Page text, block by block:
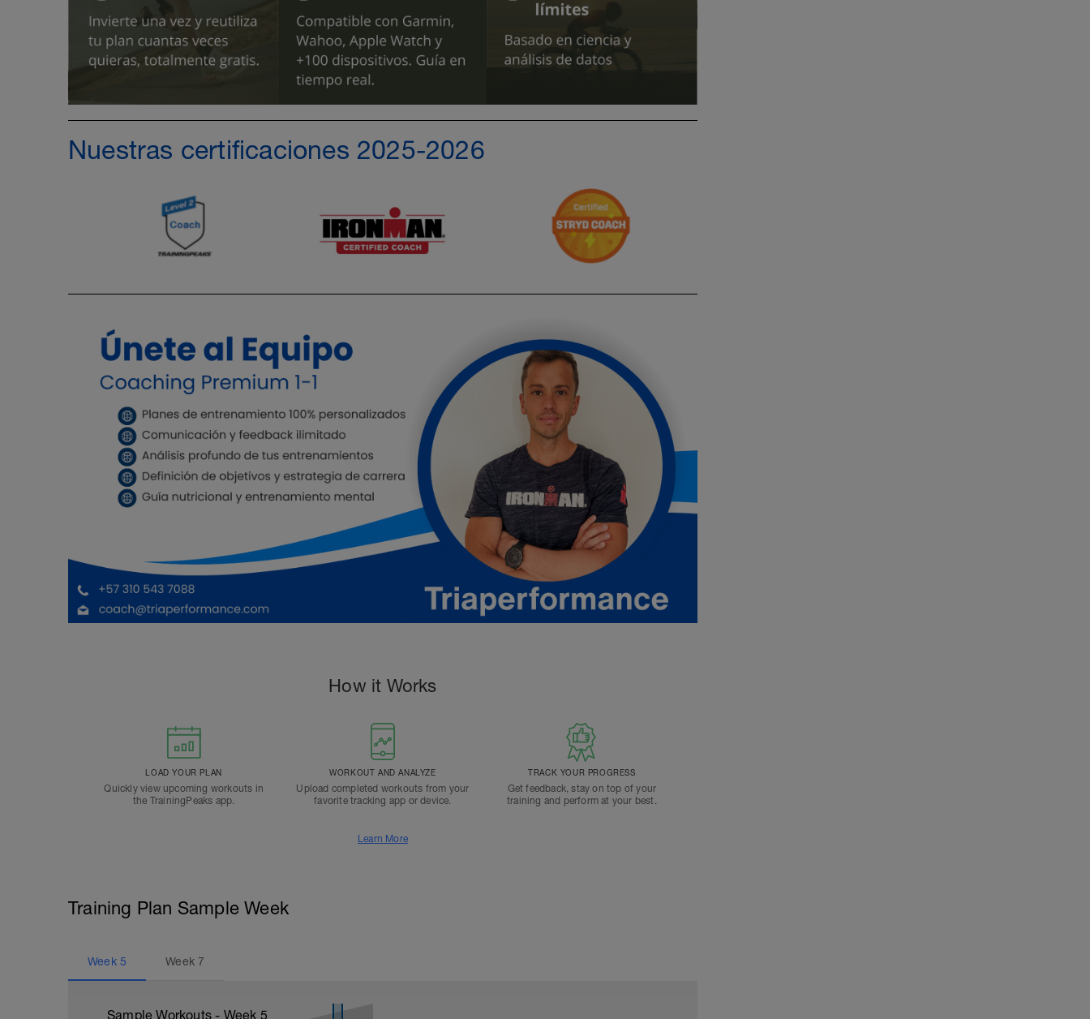
Nuestras certificaciones 2025-2026
How it Works
LOAD YOUR PLAN
Quickly view upcoming workouts in
the TrainingPeaks app.
WORKOUT AND ANALYZE
Upload completed workouts from your
favorite tracking app or device.
TRACK YOUR PROGRESS
Get feedback, stay on top of your
training and perform at your best.
Learn More
Training Plan Sample Week
Week 5 Week7
Sample Workouts - Week 5